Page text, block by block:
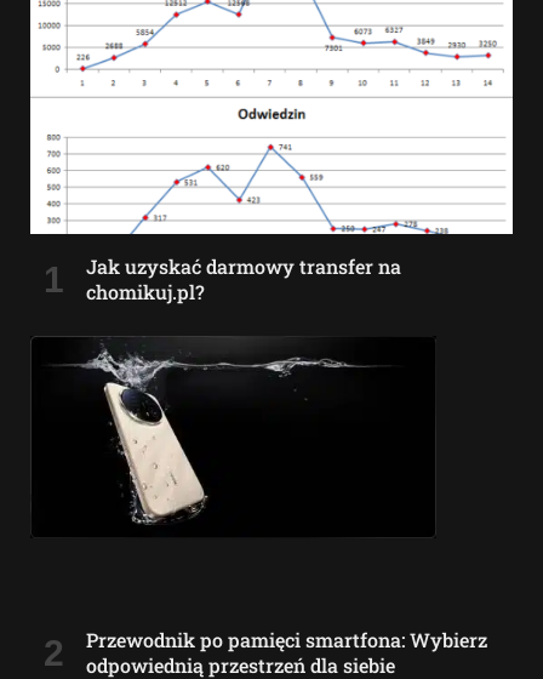
Jak uzyskać darmowy transfer na
chomikuj.pl?
Przewodnik po pamięci smartfona: Wybierz
odpowiednią przestrzeń dla siebie